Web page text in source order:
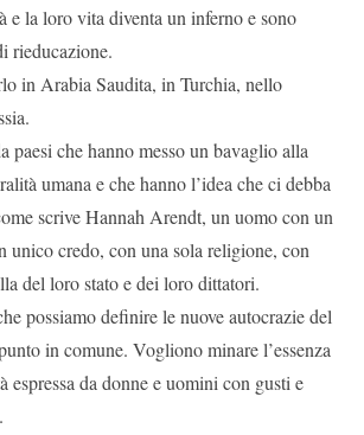
e la loro vita diventa un inferno e sono
rieducazione.
in Arabia Saudita, in Turchia, nello
paesi che hanno messo un bavaglio alla
umana e che hanno l’idea che ci debba
scrive Hannah Arendt, un uomo con un
unico credo, con una sola religione, con
del loro stato e dei loro dittatori.
possiamo definire le nuove autocrazie del
in comune. Vogliono minare l’essenza
espressa da donne e uomini con gusti e